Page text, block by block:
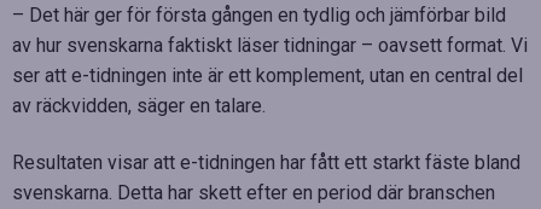
– Det här ger för första gången en tydlig och jämförbar bild
av hur svenskarna faktiskt läser tidningar – oavsett format. Vi
ser att e-tidningen inte är ett komplement, utan en central del
av räckvidden, säger en talare.
Resultaten visar att e-tidningen har fått ett starkt fäste bland
svenskarna. Detta har skett efter en period där branschen